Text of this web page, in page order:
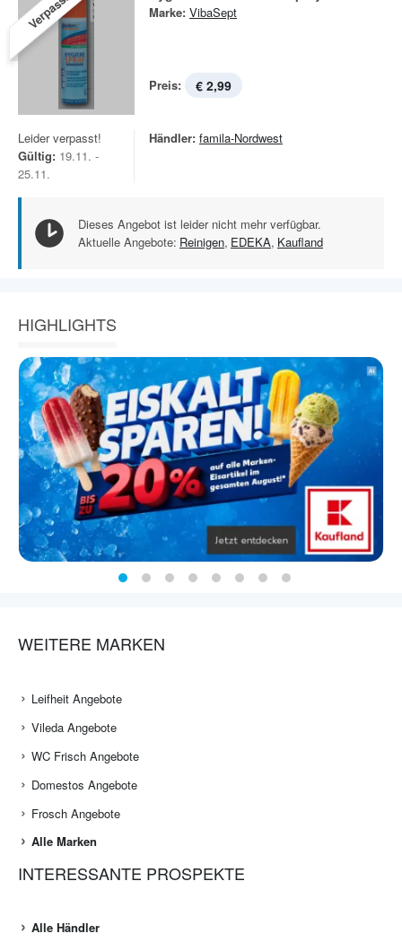
Verpasst! Marke: VibaSept
Preis: € 2,99
Leider verpasst!
Gültig: 19.11. -
25.11.
Händler: famila-Nordwest
Dieses Angebot ist leider nicht mehr verfügbar.
Aktuelle Angebote: Reinigen, EDEKA, Kaufland
HIGHLIGHTS
WEITERE MARKEN
Leifheit Angebote
Vileda Angebote
WC Frisch Angebote
Domestos Angebote
Frosch Angebote
Alle Marken
INTERESSANTE PROSPEKTE
Alle Händler